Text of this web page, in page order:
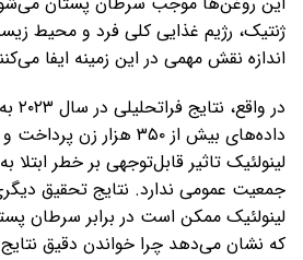
ژنتیک، رژیم غذایی کلی فرد و محیط
اندازه نقش مهمی در این زمینه ایفا
داده‌های بیش از ۳۵۰
لینولئیک تاثیر قابل‌توجهی بر خطر
جمعیت عمومی ندارد. نتایج تحقیق
لینولئیک ممکن است در برابر سرطان
که نشان می‌دهد چرا خواندن دقیق